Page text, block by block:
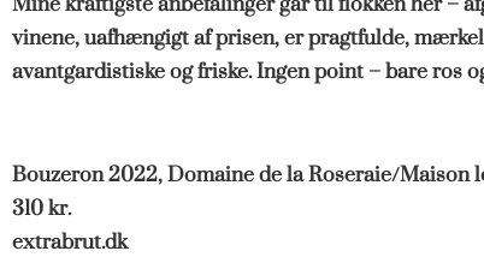
vinene, uafhængigt af prisen, er pragtfulde,
avantgardistiske og friske. Ingen point – bare ros
Bouzeron 2022, Domaine de la Roseraie/Maison
310 kr.
extrabrut.dk